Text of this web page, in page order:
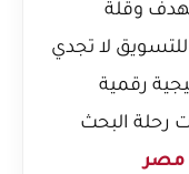
وقلة
للتسويق لا تجدي
رقمية
رحلة البحث
مصر